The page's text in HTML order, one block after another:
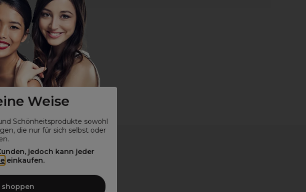
Weise
Schönheitsprodukte sowohl
die nur für sich selbst oder
jedoch kann jeder
einkaufen.
shoppen